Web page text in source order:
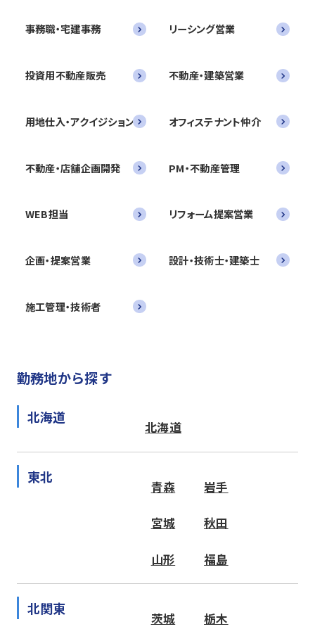
事務職・宅建事務 リーシング営業
投資用不動産販売 不動産・建築営業
用地仕入・アクイジション オフィステナント仲介
不動産・店舗企画開発 PM・不動産管理
WEB担当 リフォーム提案営業
企画・提案営業 設計・技術士・建築士
施工管理・技術者
勤務地から探す
北海道
北海道
東北
青森 岩手
宮城 秋田
山形 福島
北関東
茨城 栃木